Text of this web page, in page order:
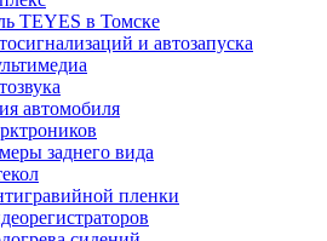
TEYES в Томске
и автозапуска
автомобиля
заднего вида
пленки